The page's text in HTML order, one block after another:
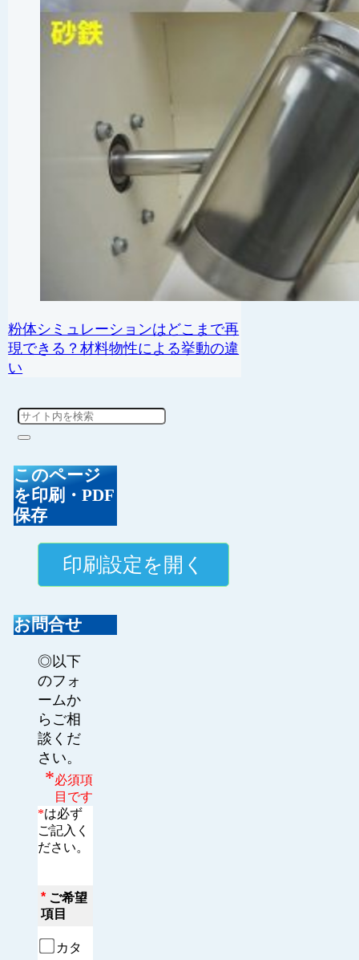
粉体シミュレーションはどこまで再
現できる？材料物性による挙動の違
い
このページ
を印刷・PDF
保存
お問合せ
◎以下
のフォ
ームか
らご相
談くだ
さい。
*必須項
目です
*は必ず
ご記入く
ださい。
* ご希望
項目
カタ